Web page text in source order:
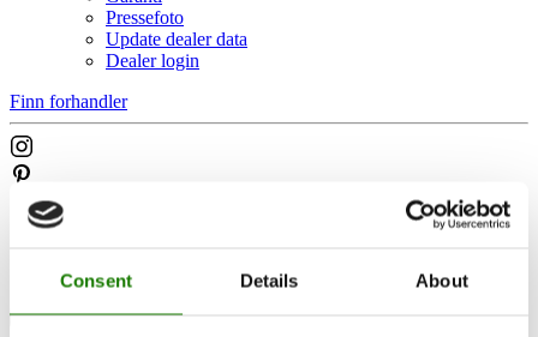
Consent Details About
Pressefoto
Update dealer data
Dealer login
Finn forhandler
Hvor modig er du?